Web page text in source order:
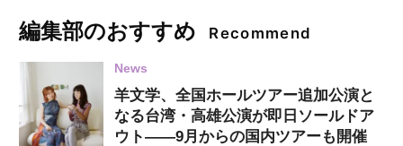
編集部のおすすめ Recommend
News
羊文学、全国ホールツアー追加公演と
なる台湾・高雄公演が即日ソールドア
ウト——9月からの国内ツアーも開催